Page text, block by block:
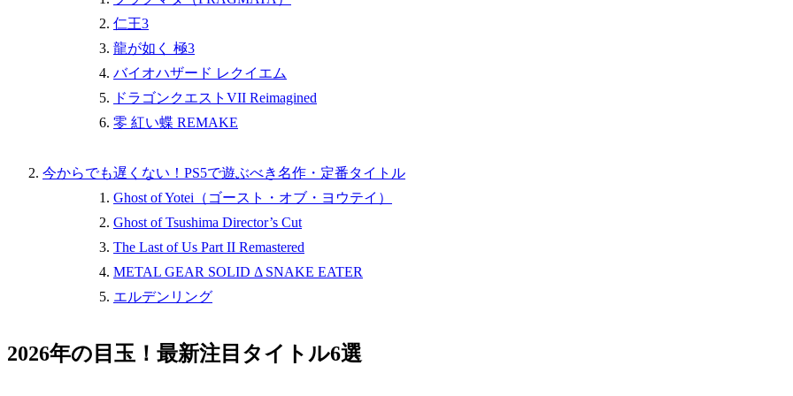
仁王3
龍が如く 極3
バイオハザード レクイエム
ドラゴンクエストVII Reimagined
零 紅い蝶 REMAKE
今からでも遅くない！PS5で遊ぶべき名作・定番タイトル
Ghost of Yotei（ゴースト・オブ・ヨウテイ）
Ghost of Tsushima Director’s Cut
The Last of Us Part II Remastered
METAL GEAR SOLID Δ SNAKE EATER
エルデンリング
2026年の目玉！最新注目タイトル6選